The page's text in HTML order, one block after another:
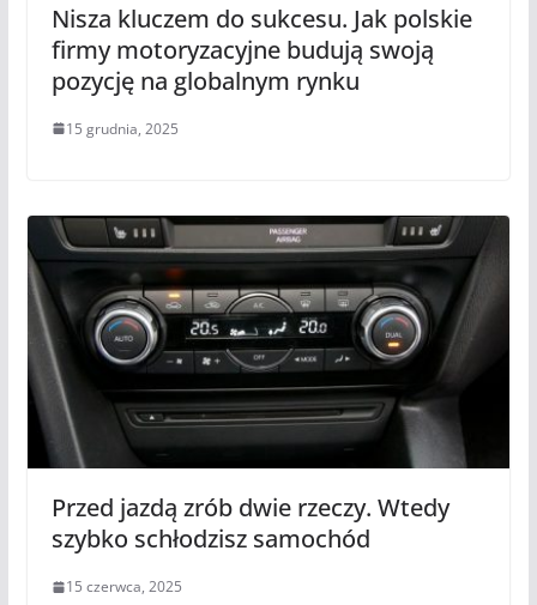
Nisza kluczem do sukcesu. Jak polskie
firmy motoryzacyjne budują swoją
pozycję na globalnym rynku
15 grudnia, 2025
Przed jazdą zrób dwie rzeczy. Wtedy
szybko schłodzisz samochód
15 czerwca, 2025